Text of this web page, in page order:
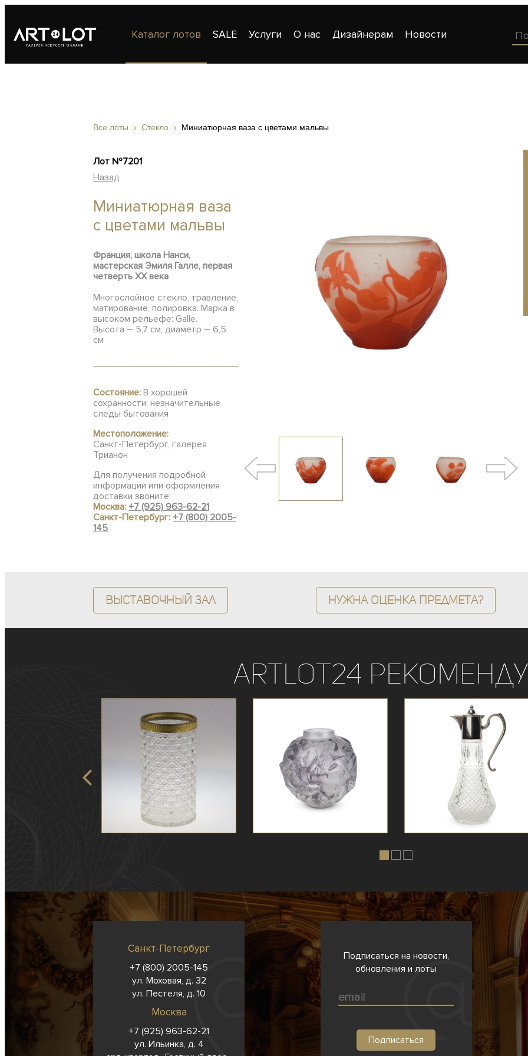
Каталог лотов SALE Услуги О нас Дизайнерам Новости
Все лоты Стекло Миниатюрная ваза с цветами мальвы
Лот №7201
Назад
Миниатюрная ваза
с цветами мальвы
Франция, школа Нанси,
мастерская Эмиля Галле, первая
четверть ХХ века
Многослойное стекло, травление,
матирование, полировка. Марка в
высоком рельефе: Galle.
Высота – 5,7 см, диаметр – 6,5
см
Состояние: В хорошей
сохранности, незначительные
следы бытования
Местоположение:
Санкт-Петербург, галерея
Трианон
Для получения подробной
информации или оформления
доставки звоните:
Москва: +7 (925) 963-62-21
Санкт-Петербург: +7 (800) 2005-
145
Выставочный зал Нужна оценка предмета?
ArtLot24
Санкт-Петербург
+7 (800) 2005-145
ул. Моховая, д. 32
ул. Пестеля, д. 10
Москва
+7 (925) 963-62-21
ул. Ильинка, д. 4
Подписаться на новости,
обновления и лоты